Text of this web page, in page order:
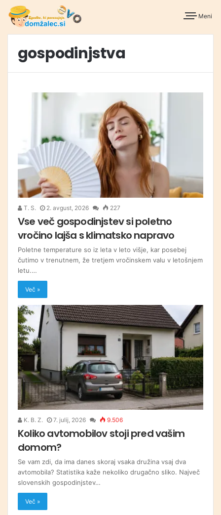
Meni
gospodinjstva
T. S. 2. avgust, 2026 227
Vse več gospodinjstev si poletno
vročino lajša s klimatsko napravo
Poletne temperature so iz leta v leto višje, kar posebej
čutimo v trenutnem, že tretjem vročinskem valu v letošnjem
letu.…
Več »
K. B. Z. 7. julij, 2026 9.506
Koliko avtomobilov stoji pred vašim
domom?
Se vam zdi, da ima danes skoraj vsaka družina vsaj dva
avtomobila? Statistika kaže nekoliko drugačno sliko. Največ
slovenskih gospodinjstev…
Več »